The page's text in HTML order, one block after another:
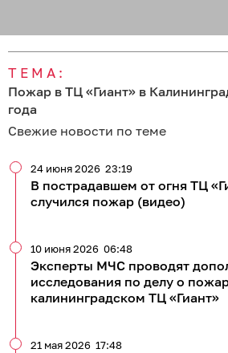
ТЕМА:
Пожар в ТЦ «Гиант» в
года
Свежие новости по теме
В пострадавшем от огня ТЦ
случился пожар (видео)
24 июня 2026 23:19
Эксперты МЧС проводят
исследования по делу о
калининградском ТЦ «Гиант»
10 июня 2026 06:48
21 мая 2026 17:48